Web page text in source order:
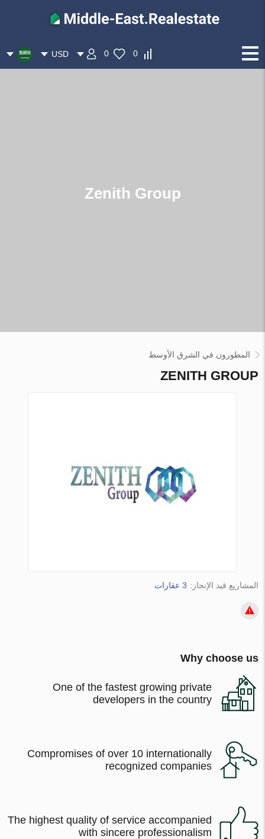
0
0
USD
Zenith Group
المطورون في الشرق الأوسط
ZENITH GROUP
المشاريع قيد الإنجاز: 3 عقارات
Why choose us
One of the fastest growing private
developers in the country
Compromises of over 10 internationally
recognized companies
The highest quality of service accompanied
with sincere professionalism